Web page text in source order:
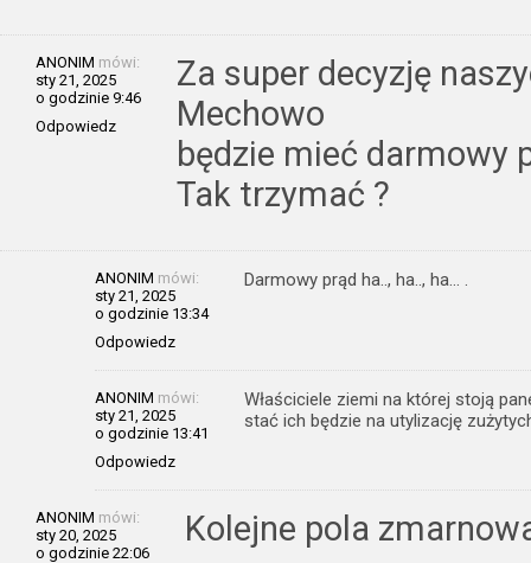
ANONIM mówi:
sty 21, 2025
o godzinie 9:46
Odpowiedz
Za super decyzję
Mechowo
będzie mieć darmowy
Tak trzymać ?
ANONIM mówi:
sty 21, 2025
o godzinie 13:34
Odpowiedz
Darmowy prąd ha.., ha.., ha… .
ANONIM mówi:
sty 21, 2025
o godzinie 13:41
Odpowiedz
Właściciele ziemi na której stoją
stać ich będzie na utylizację
ANONIM mówi:
sty 20, 2025
o godzinie 22:06
Kolejne pola